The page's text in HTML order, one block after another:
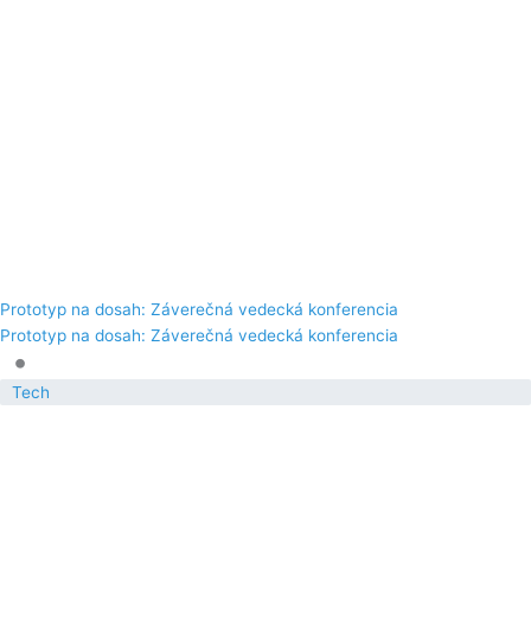
Prototyp na dosah: Záverečná vedecká konferencia
Prototyp na dosah: Záverečná vedecká konferencia
•
Tech